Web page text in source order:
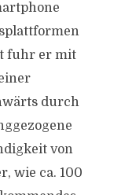
fuhr er mit
durch
von
wie ca. 100